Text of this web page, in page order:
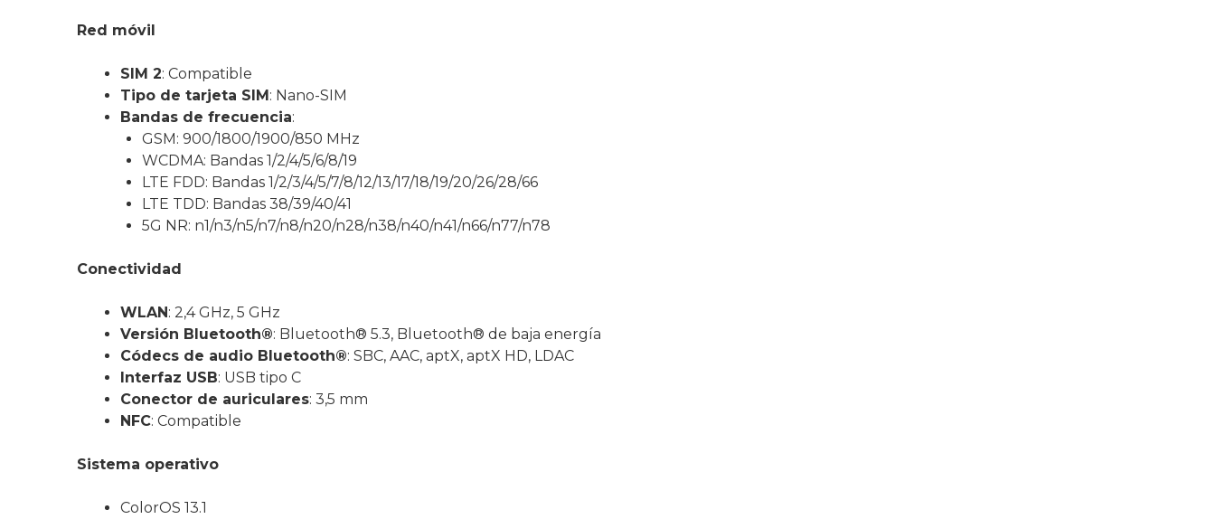
Red móvil
SIM 2: Compatible
Tipo de tarjeta SIM: Nano-SIM
Bandas de frecuencia:
GSM: 900/1800/1900/850 MHz
WCDMA: Bandas 1/2/4/5/6/8/19
LTE FDD: Bandas 1/2/3/4/5/7/8/12/13/17/18/19/20/26/28/66
LTE TDD: Bandas 38/39/40/41
5G NR: n1/n3/n5/n7/n8/n20/n28/n38/n40/n41/n66/n77/n78
Conectividad
WLAN: 2,4 GHz, 5 GHz
Versión Bluetooth®: Bluetooth® 5.3, Bluetooth® de baja energía
Códecs de audio Bluetooth®: SBC, AAC, aptX, aptX HD, LDAC
Interfaz USB: USB tipo C
Conector de auriculares: 3,5 mm
NFC: Compatible
Sistema operativo
ColorOS 13.1